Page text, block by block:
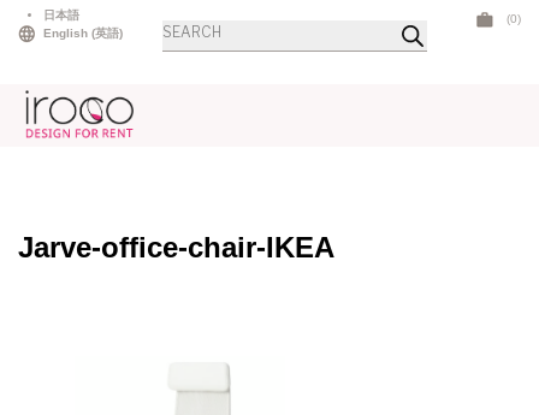
日本語
English (英語)
商
品
(0)
Jarve-office-chair-IKEA